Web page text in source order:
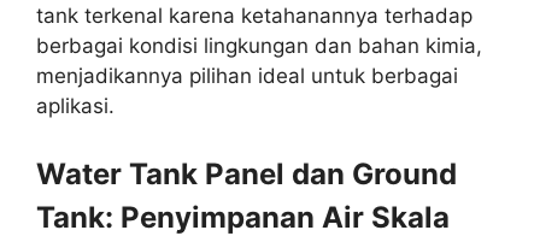
tank terkenal karena ketahanannya terhadap
berbagai kondisi lingkungan dan bahan kimia,
menjadikannya pilihan ideal untuk berbagai
aplikasi.
Water Tank Panel dan Ground
Tank: Penyimpanan Air Skala